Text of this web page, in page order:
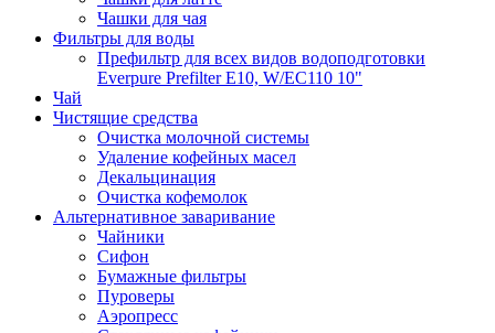
Чашки для чая
Фильтры для воды
Префильтр для всех видов водоподготовки
Everpure Prefilter E10, W/EC110 10"
Чай
Чистящие средства
Очистка молочной системы
Удаление кофейных масел
Декальцинация
Очистка кофемолок
Альтернативное заваривание
Чайники
Сифон
Бумажные фильтры
Пуроверы
Аэропресс